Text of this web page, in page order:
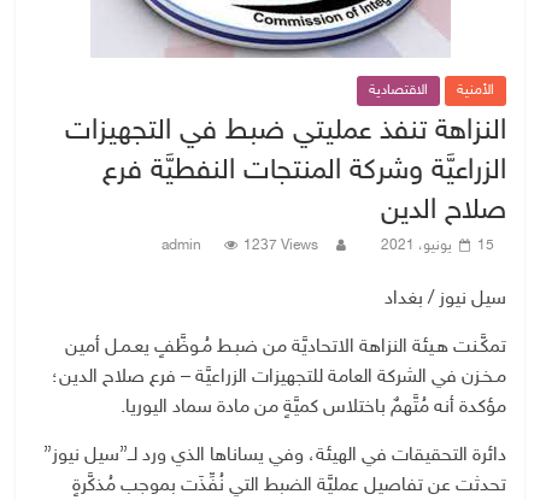
الأمنية الاقتصادية
النزاهة تنفذ عمليتي ضبط في التجهيزات
الزراعيَّة وشركة المنتجات النفطيَّة فرع
صلاح الدين
15 يونيو، 2021 admin 1237 Views
سيل نيوز / بغداد
تمكَّـنت هـيئة النزاهة الاتحاديَّة من ضبـط مُـوظَّفٍ يعـمـل أمين
مـخـزن في الشركة العامة للتجهيزات الزراعيَّة – فرع صلاح الدين؛
مؤكدة أنه مُتَّهمٌ باختلاس كميَّةٍ من مادة سماد اليوريا.
دائرة التحقيقات في الهيئة، وفي يساناها الذي ورد لــ”سيل نيوز”
تحدثت عن تفاصيل عمليَّة الضبط التي نُفِّذَت بموجب مُذكَّرةٍ